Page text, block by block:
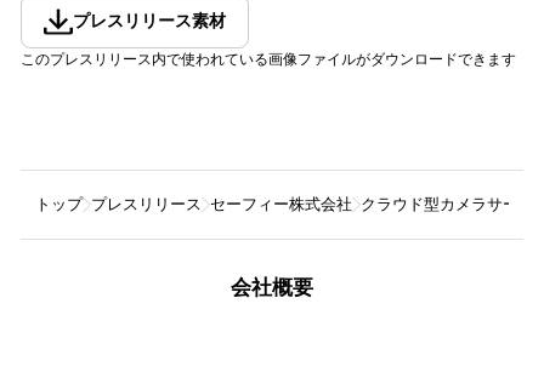
プレスリリース素材
このプレスリリース内で使われている画像ファイルがダウンロードできます
トップ プレスリリース セーフィー株式会社 クラウド型カメラサービ
会社概要